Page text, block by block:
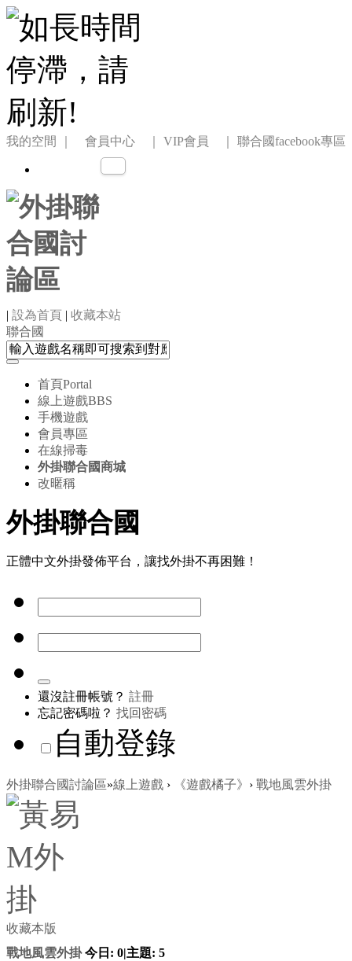
我的空間 ｜ 會員中心 ｜ VIP會員 ｜ 聯合國facebook專區
| 設為首頁 | 收藏本站
聯合國
首頁Portal
線上遊戲BBS
手機遊戲
會員專區
在線掃毒
外掛聯合國商城
改暱稱
外掛聯合國
正體中文外掛發佈平台，讓找外掛不再困難！
還沒註冊帳號？ 註冊
忘記密碼啦？ 找回密碼
自動登錄
外掛聯合國討論區»線上遊戲 › 《遊戲橘子》 › 戰地風雲外掛
收藏本版
戰地風雲外掛 今日: 0|主題: 5